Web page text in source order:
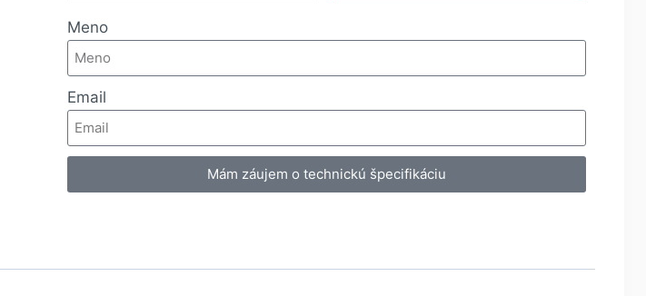
Meno
Email
Mám záujem o technickú špecifikáciu